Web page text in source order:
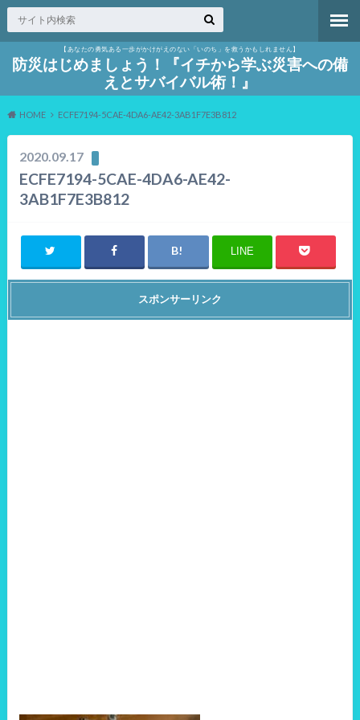
【あなたの勇気ある一歩がかけがえのない「いのち」を救うかもしれません】
防災はじめましょう！『イチから学ぶ災害への備
えとサバイバル術！』
HOME ECFE7194-5CAE-4DA6-AE42-3AB1F7E3B812
2020.09.17
ECFE7194-5CAE-4DA6-AE42-
3AB1F7E3B812
LINE
スポンサーリンク